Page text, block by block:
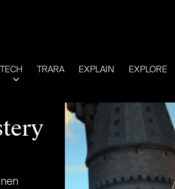
TECH TRARA EXPLAIN EXPLORE